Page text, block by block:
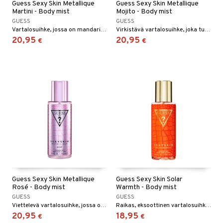
Guess Sexy Skin Metallique
Martini - Body mist
GUESS
Vartalosuihke, jossa on mandariinin, freesian, vesinuottien ja kookospuun tuoksu.
20,95 €
Guess Sexy Skin Metallique
Mojito - Body mist
GUESS
Virkistävä vartalosuihke, joka tuo mieleen viileän juoman aurinkoisella rannalla.
20,95 €
Guess Sexy Skin Metallique
Rosé - Body mist
GUESS
Viettelevä vartalosuihke, jossa on aistillisia sävyjä.
20,95 €
Guess Sexy Skin Solar
Warmth - Body mist
GUESS
Raikas, eksoottinen vartalosuihke Guessiltä.
18,95 €